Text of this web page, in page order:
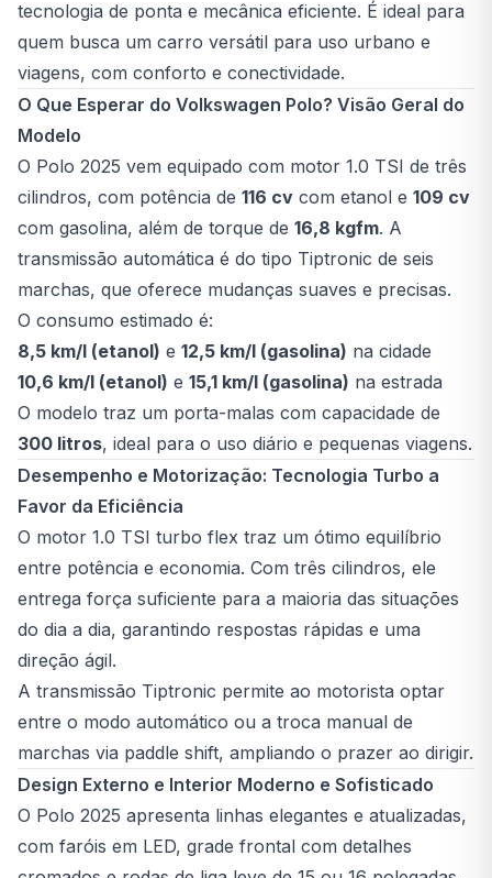
tecnologia de ponta e mecânica eficiente. É ideal para
quem busca um carro versátil para uso urbano e
viagens, com conforto e conectividade.
O Que Esperar do Volkswagen Polo? Visão Geral do
Modelo
O Polo 2025 vem equipado com motor 1.0 TSI de três
cilindros, com potência de 116 cv com etanol e 109 cv
com gasolina, além de torque de 16,8 kgfm. A
transmissão automática é do tipo Tiptronic de seis
marchas, que oferece mudanças suaves e precisas.
O consumo estimado é:
8,5 km/l (etanol) e 12,5 km/l (gasolina) na cidade
10,6 km/l (etanol) e 15,1 km/l (gasolina) na estrada
O modelo traz um porta-malas com capacidade de
300 litros, ideal para o uso diário e pequenas viagens.
Desempenho e Motorização: Tecnologia Turbo a
Favor da Eficiência
O motor 1.0 TSI turbo flex traz um ótimo equilíbrio
entre potência e economia. Com três cilindros, ele
entrega força suficiente para a maioria das situações
do dia a dia, garantindo respostas rápidas e uma
direção ágil.
A transmissão Tiptronic permite ao motorista optar
entre o modo automático ou a troca manual de
marchas via paddle shift, ampliando o prazer ao dirigir.
Design Externo e Interior Moderno e Sofisticado
O Polo 2025 apresenta linhas elegantes e atualizadas,
com faróis em LED, grade frontal com detalhes